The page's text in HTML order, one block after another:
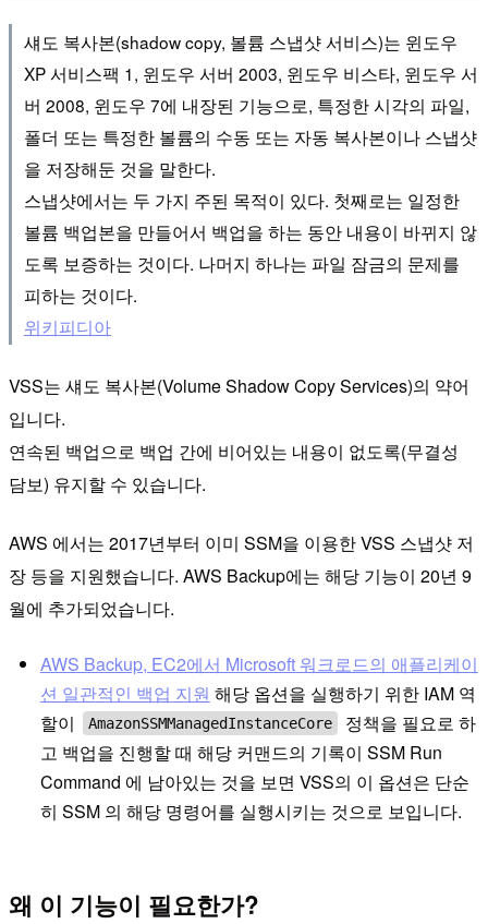
섀도 복사본(shadow copy, 볼륨 스냅샷 서비스)는 윈도우
XP 서비스팩 1, 윈도우 서버 2003, 윈도우 비스타, 윈도우 서
버 2008, 윈도우 7에 내장된 기능으로, 특정한 시각의 파일,
폴더 또는 특정한 볼륨의 수동 또는 자동 복사본이나 스냅샷
을 저장해둔 것을 말한다.
스냅샷에서는 두 가지 주된 목적이 있다. 첫째로는 일정한
볼륨 백업본을 만들어서 백업을 하는 동안 내용이 바뀌지 않
도록 보증하는 것이다. 나머지 하나는 파일 잠금의 문제를
피하는 것이다.
위키피디아
VSS는 섀도 복사본(Volume Shadow Copy Services)의 약어
입니다.
연속된 백업으로 백업 간에 비어있는 내용이 없도록(무결성
담보) 유지할 수 있습니다.
AWS 에서는 2017년부터 이미 SSM을 이용한 VSS 스냅샷 저
장 등을 지원했습니다. AWS Backup에는 해당 기능이 20년 9
월에 추가되었습니다.
AWS Backup, EC2에서 Microsoft 워크로드의 애플리케이
션 일관적인 백업 지원 해당 옵션을 실행하기 위한 IAM 역
할이
AmazonSSMManagedInstanceCore
정책을 필요로 하
고 백업을 진행할 때 해당 커맨드의 기록이 SSM Run
Command 에 남아있는 것을 보면 VSS의 이 옵션은 단순
히 SSM 의 해당 명령어를 실행시키는 것으로 보입니다.
왜 이 기능이 필요한가?